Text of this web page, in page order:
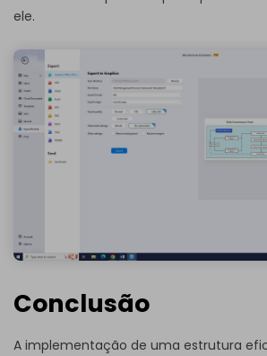
ele.
Conclusão
A implementação de uma estrutura